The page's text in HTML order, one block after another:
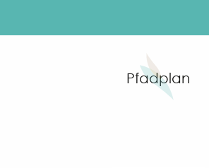
Pfadplan